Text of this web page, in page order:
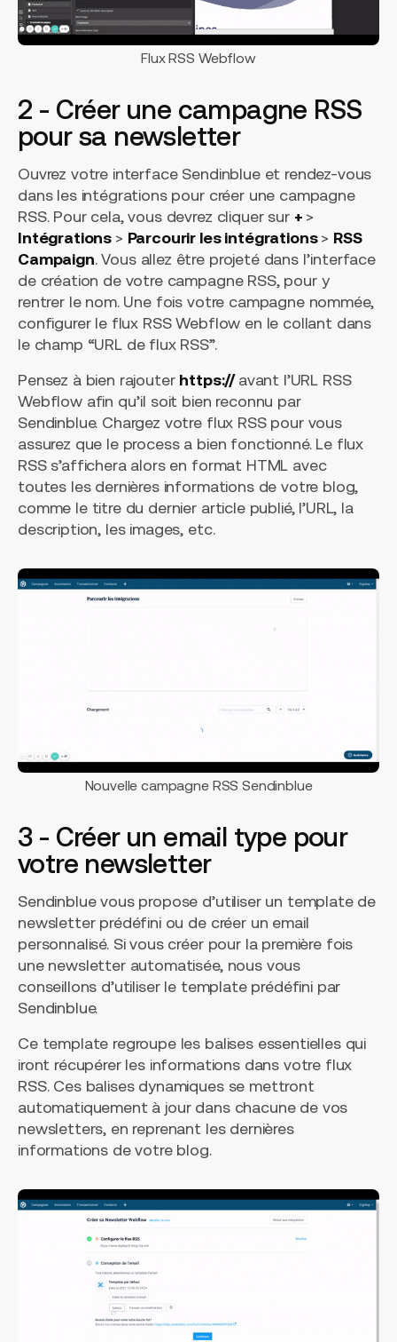
Flux RSS Webflow
2 - Créer une campagne RSS
pour sa newsletter
Ouvrez votre interface Sendinblue et rendez-vous
dans les intégrations pour créer une campagne
RSS. Pour cela, vous devrez cliquer sur + >
Intégrations > Parcourir les intégrations> RSS
Campaign. Vous allez être projeté dans l’interface
de création de votre campagne RSS, pour y
rentrer le nom. Une fois votre campagne nommée,
configurer le flux RSS Webflow en le collant dans
le champ “URL de flux RSS”.
Pensez à bien rajouter https://avant l’URL RSS
Webflow afin qu’il soit bien reconnu par
Sendinblue. Chargez votre flux RSS pour vous
assurez que le process a bien fonctionné. Le flux
RSS s’affichera alors en format HTML avec
toutes les dernières informations de votre blog,
comme le titre du dernier article publié, l’URL, la
description, les images, etc.
Nouvelle campagne RSS Sendinblue
3 - Créer un email type pour
votre newsletter
Sendinblue vous propose d’utiliser un template de
newsletter prédéfini ou de créer un email
personnalisé. Si vous créer pour la première fois
une newsletter automatisée, nous vous
conseillons d’utiliser le template prédéfini par
Sendinblue.
Ce template regroupe les balises essentielles qui
iront récupérer les informations dans votre flux
RSS. Ces balises dynamiques se mettront
automatiquement à jour dans chacune de vos
newsletters, en reprenant les dernières
informations de votre blog.